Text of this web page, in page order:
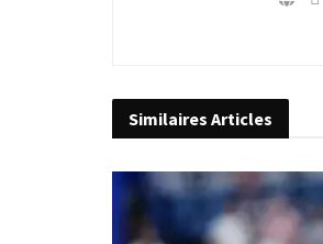
Similaires Articles